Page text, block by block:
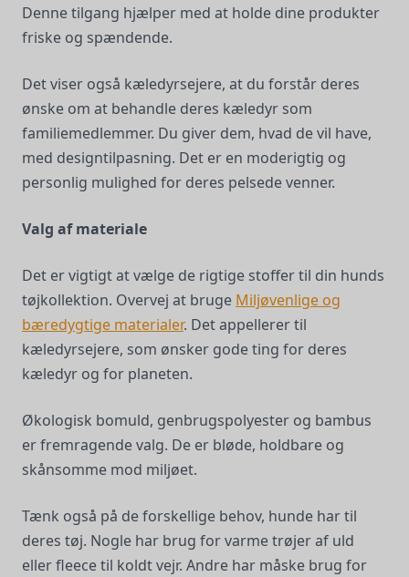
Denne tilgang hjælper med at holde dine produkter
friske og spændende.
Det viser også kæledyrsejere, at du forstår deres
ønske om at behandle deres kæledyr som
familiemedlemmer. Du giver dem, hvad de vil have,
med designtilpasning. Det er en moderigtig og
personlig mulighed for deres pelsede venner.
Valg af materiale
Det er vigtigt at vælge de rigtige stoffer til din hunds
tøjkollektion. Overvej at bruge Miljøvenlige og
bæredygtige materialer. Det appellerer til
kæledyrsejere, som ønsker gode ting for deres
kæledyr og for planeten.
Økologisk bomuld, genbrugspolyester og bambus
er fremragende valg. De er bløde, holdbare og
skånsomme mod miljøet.
Tænk også på de forskellige behov, hunde har til
deres tøj. Nogle har brug for varme trøjer af uld
eller fleece til koldt vejr. Andre har måske brug for